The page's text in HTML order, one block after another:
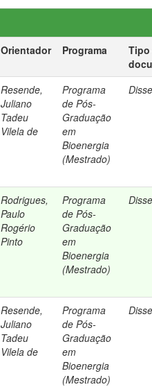
Orientador Programa
Tipo
Resende,
Juliano
Tadeu
Vilela de
Programa
de Pós-
Graduação
em
Bioenergia
(Mestrado)
Rodrigues,
Paulo
Rogério
Pinto
Programa
de Pós-
Graduação
em
Bioenergia
(Mestrado)
Resende,
Juliano
Tadeu
Vilela de
Programa
de Pós-
Graduação
em
Bioenergia
(Mestrado)